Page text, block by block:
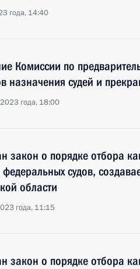
года, 14:40
Комиссии по
назначения судей и
года, 18:00
закон о порядке отбора
федеральных судов,
области
года, 11:15
закон о порядке отбора